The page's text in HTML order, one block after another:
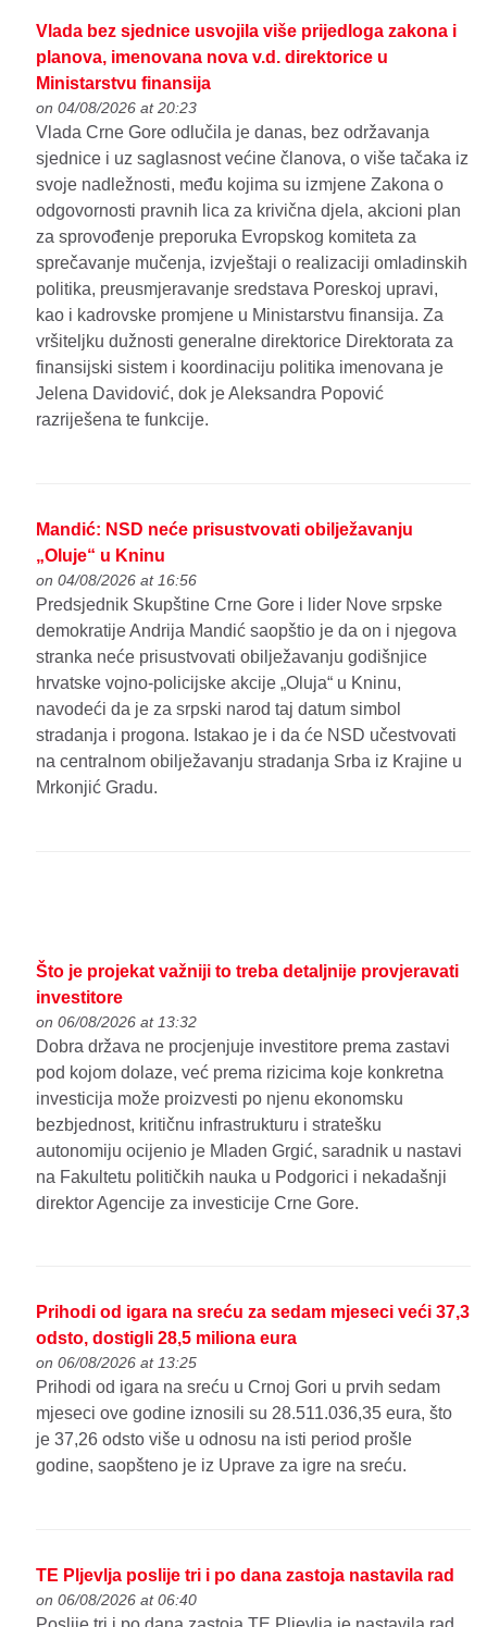
Vlada bez sjednice usvojila više prijedloga zakona i
planova, imenovana nova v.d. direktorice u
Ministarstvu finansija
on 04/08/2026 at 20:23
Vlada Crne Gore odlučila je danas, bez održavanja
sjednice i uz saglasnost većine članova, o više tačaka iz
svoje nadležnosti, među kojima su izmjene Zakona o
odgovornosti pravnih lica za krivična djela, akcioni plan
za sprovođenje preporuka Evropskog komiteta za
sprečavanje mučenja, izvještaji o realizaciji omladinskih
politika, preusmjeravanje sredstava Poreskoj upravi,
kao i kadrovske promjene u Ministarstvu finansija. Za
vršiteljku dužnosti generalne direktorice Direktorata za
finansijski sistem i koordinaciju politika imenovana je
Jelena Davidović, dok je Aleksandra Popović
razriješena te funkcije.
Mandić: NSD neće prisustvovati obilježavanju
„Oluje“ u Kninu
on 04/08/2026 at 16:56
Predsjednik Skupštine Crne Gore i lider Nove srpske
demokratije Andrija Mandić saopštio je da on i njegova
stranka neće prisustvovati obilježavanju godišnjice
hrvatske vojno-policijske akcije „Oluja“ u Kninu,
navodeći da je za srpski narod taj datum simbol
stradanja i progona. Istakao je i da će NSD učestvovati
na centralnom obilježavanju stradanja Srba iz Krajine u
Mrkonjić Gradu.
Što je projekat važniji to treba detaljnije provjeravati
investitore
on 06/08/2026 at 13:32
Dobra država ne procjenjuje investitore prema zastavi
pod kojom dolaze, već prema rizicima koje konkretna
investicija može proizvesti po njenu ekonomsku
bezbjednost, kritičnu infrastrukturu i stratešku
autonomiju ocijenio je Mladen Grgić, saradnik u nastavi
na Fakultetu političkih nauka u Podgorici i nekadašnji
direktor Agencije za investicije Crne Gore.
Prihodi od igara na sreću za sedam mjeseci veći 37,3
odsto, dostigli 28,5 miliona eura
on 06/08/2026 at 13:25
Prihodi od igara na sreću u Crnoj Gori u prvih sedam
mjeseci ove godine iznosili su 28.511.036,35 eura, što
je 37,26 odsto više u odnosu na isti period prošle
godine, saopšteno je iz Uprave za igre na sreću.
TE Pljevlja poslije tri i po dana zastoja nastavila rad
on 06/08/2026 at 06:40